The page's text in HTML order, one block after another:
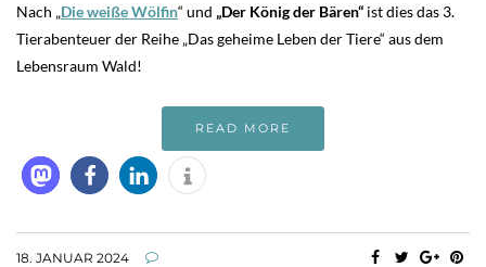
Nach „Die weiße Wölfin“ und „Der König der Bären“ ist dies das 3.
Tierabenteuer der Reihe „Das geheime Leben der Tiere“ aus dem
Lebensraum Wald!
READ MORE
18. JANUAR 2024